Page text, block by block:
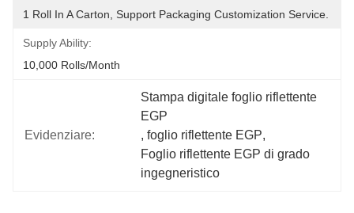
1 Roll In A Carton, Support Packaging Customization Service.
Supply Ability:
10,000 Rolls/month
Evidenziare:
Stampa digitale foglio riflettente
EGP
, foglio riflettente EGP,
Foglio riflettente EGP di grado
ingegneristico